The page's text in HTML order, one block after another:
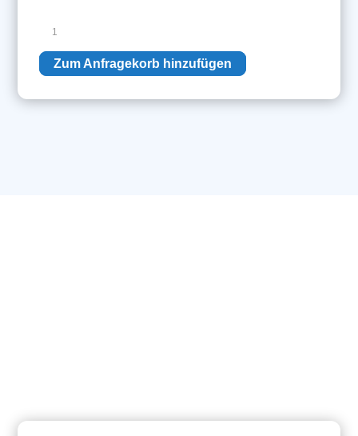
Gegensprechanlage
Menge
Zum Anfragekorb hinzufügen